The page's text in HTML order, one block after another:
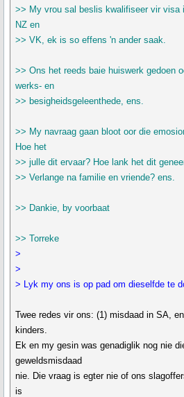
>> My vrou sal beslis kwalifiseer vir visa
NZ en
>> VK, ek is so effens 'n ander saak.
>> Ons het reeds baie huiswerk gedoen
werks- en
>> besigheidsgeleenthede, ens.
>> My navraag gaan bloot oor die
Hoe het
>> julle dit ervaar? Hoe lank het dit
>> Verlange na familie en vriende? ens.
>> Dankie, by voorbaat
>> Torreke
>
>
> Lyk my ons is op pad om dieselfde te
Twee redes vir ons: (1) misdaad in SA,
kinders.
Ek en my gesin was genadiglik nog nie
geweldsmisdaad
nie. Die vraag is egter nie of ons
is